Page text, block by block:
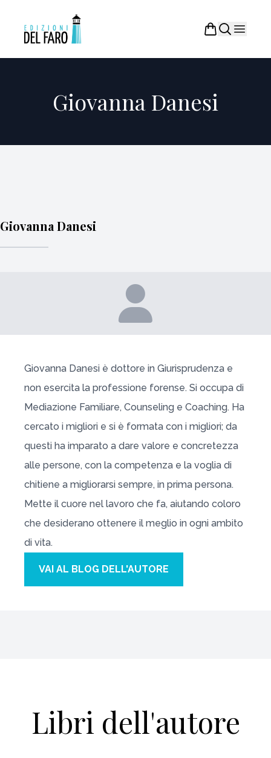
Giovanna Danesi
Giovanna Danesi
Giovanna Danesi è dottore in Giurisprudenza e
non esercita la professione forense. Si occupa di
Mediazione Familiare, Counseling e Coaching. Ha
cercato i migliori e si è formata con i migliori; da
questi ha imparato a dare valore e concretezza
alle persone, con la competenza e la voglia di
chitiene a migliorarsi sempre, in prima persona.
Mette il cuore nel lavoro che fa, aiutando coloro
che desiderano ottenere il meglio in ogni ambito
di vita.
VAI AL BLOG DELL'AUTORE
Libri dell'autore